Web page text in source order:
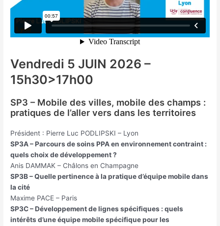
Vendredi 5 JUIN 2026 –
15h30>17h00
SP3 – Mobile des villes, mobile des champs :
pratiques de l’aller vers dans les territoires
Président : Pierre Luc PODLIPSKI – Lyon
SP3A – Parcours de soins PPA en environnement contraint :
quels choix de développement ?
Anis DAMMAK – Châlons en Champagne
SP3B – Quelle pertinence à la pratique d’équipe mobile dans
la cité
Maxime PACE – Paris
SP3C – Développement de lignes spécifiques : quels
intérêts d’une équipe mobile spécifique pour les